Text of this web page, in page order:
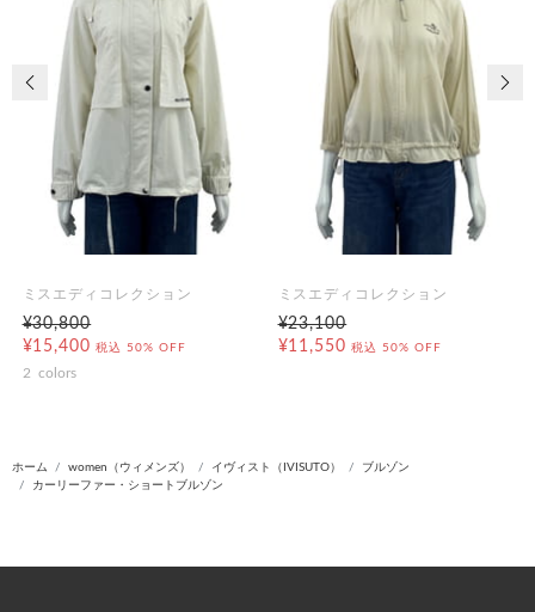
ミスエディコレクション
¥30,800
¥15,400 税込 50% OFF
2 colors
ミスエディコレクション
¥23,100
¥11,550 税込 50% OFF
前の画像
ホーム women（ウィメンズ） イヴィスト（IVISUTO）
ブルゾン
カーリーファー・ショートブルゾン